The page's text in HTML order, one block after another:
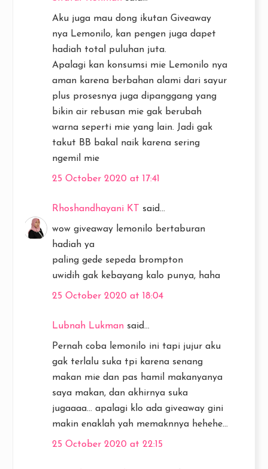
Aku juga mau dong ikutan Giveaway
nya Lemonilo, kan pengen juga dapet
hadiah total puluhan juta.
Apalagi kan konsumsi mie Lemonilo nya
aman karena berbahan alami dari sayur
plus prosesnya juga dipanggang yang
bikin air rebusan mie gak berubah
warna seperti mie yang lain. Jadi gak
takut BB bakal naik karena sering
ngemil mie
25 October 2020 at 17:41
Rhoshandhayani KT said...
wow giveaway lemonilo bertaburan
hadiah ya
paling gede sepeda brompton
uwidih gak kebayang kalo punya, haha
25 October 2020 at 18:04
Lubnah Lukman said...
Pernah coba lemonilo ini tapi jujur aku
gak terlalu suka tpi karena senang
makan mie dan pas hamil makanyanya
saya makan, dan akhirnya suka
jugaaaa... apalagi klo ada giveaway gini
makin enaklah yah memaknnya hehehe...
25 October 2020 at 22:15